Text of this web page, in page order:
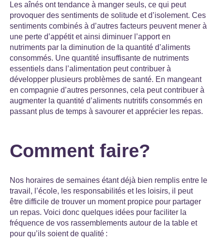
Les aînés ont tendance à manger seuls, ce qui peut
provoquer des sentiments de solitude et d’isolement. Ces
sentiments combinés à d’autres facteurs peuvent mener à
une perte d’appétit et ainsi diminuer l’apport en
nutriments par la diminution de la quantité d’aliments
consommés. Une quantité insuffisante de nutriments
essentiels dans l’alimentation peut contribuer à
développer plusieurs problèmes de santé. En mangeant
en compagnie d’autres personnes, cela peut contribuer à
augmenter la quantité d’aliments nutritifs consommés en
passant plus de temps à savourer et apprécier les repas.
Comment faire?
Nos horaires de semaines étant déjà bien remplis entre le
travail, l’école, les responsabilités et les loisirs, il peut
être difficile de trouver un moment propice pour partager
un repas. Voici donc quelques idées pour faciliter la
fréquence de vos rassemblements autour de la table et
pour qu’ils soient de qualité :